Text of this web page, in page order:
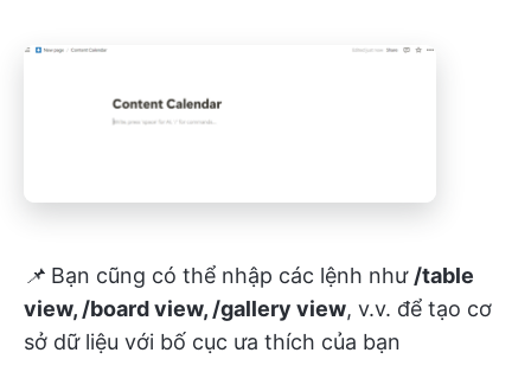
📌 Bạn cũng có thể nhập các lệnh như /table
view, /board view, /gallery view, v.v. để tạo cơ
sở dữ liệu với bố cục ưa thích của bạn